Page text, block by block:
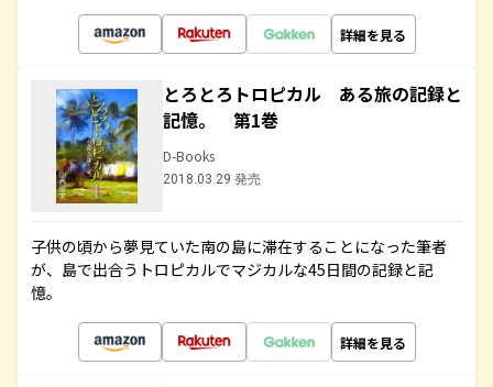
詳細を見る
とろとろトロピカル ある旅の記録と
記憶。 第1巻
D-Books
2018.03.29 発売
子供の頃から夢見ていた南の島に滞在することになった筆者
が、島で出合うトロピカルでマジカルな45日間の記録と記
憶。
詳細を見る